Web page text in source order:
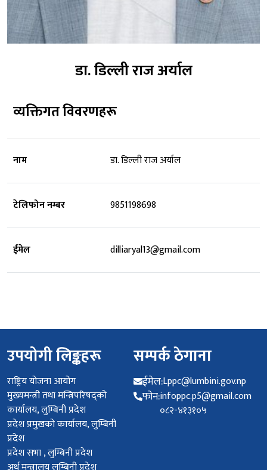
डा. डिल्ली राज अर्याल
व्यक्तिगत विवरणहरू
नाम डा. डिल्ली राज अर्याल
टेलिफोन नम्बर 9851198698
ईमेल dilliaryal13@gmail.com
उपयोगी लिङ्कहरू
राष्ट्रिय योजना आयोग
मुख्यमन्त्री तथा मन्त्रिपरिषद्को
कार्यालय, लुम्बिनी प्रदेश
प्रदेश प्रमुखको कार्यालय, लुम्बिनी
प्रदेश
प्रदेश सभा , लुम्बिनी प्रदेश
सम्पर्क ठेगाना
ईमेल:Lppc@lumbini.gov.np
फोन:infoppc.p5@gmail.com
०८२-४१३१०५